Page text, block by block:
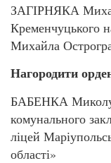
ЗАГІРНЯКА
Кременчуцького
Михайла
Нагородити
БАБЕНКА
комунального
ліцей
області»